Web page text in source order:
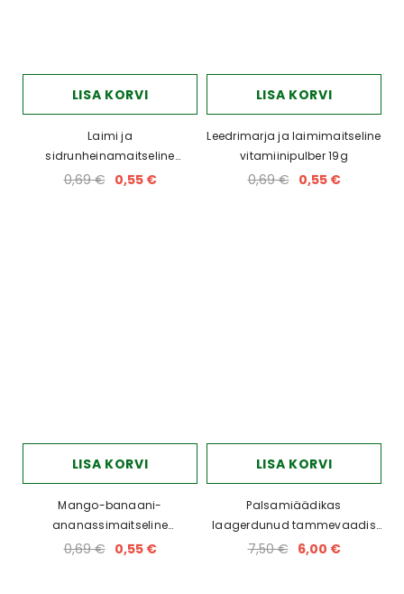
LISA KORVI
Laimi ja
sidrunheinamaitseline
vitamiinipulber 19g
0,69 € 0,55 €
LISA KORVI
Leedrimarja ja laimimaitseline
vitamiinipulber 19g
0,69 € 0,55 €
LISA KORVI
Mango-banaani-
ananassimaitseline
vitamiinipulber 19g
0,69 € 0,55 €
LISA KORVI
Palsamiäädikas
laagerdunud tammevaadis
Kanakis, Kalamata 250ml
7,50 € 6,00 €